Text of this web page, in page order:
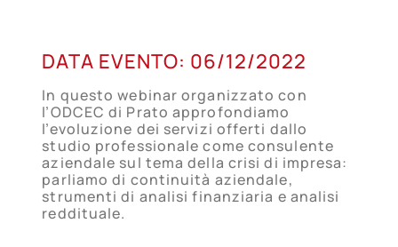
06
DIC
DATA EVENTO: 06/12/2022
In questo webinar organizzato con
l’ODCEC di Prato approfondiamo
l’evoluzione dei servizi offerti dallo
studio professionale come consulente
aziendale sul tema della crisi di impresa:
parliamo di continuità aziendale,
strumenti di analisi finanziaria e analisi
reddituale.